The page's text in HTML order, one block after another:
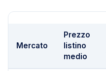
Mercato
Prezzo
listino
medio